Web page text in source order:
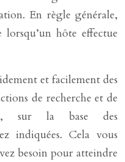
En règle générale,
hôte effectue
et facilement des
de recherche et de
sur la base des
indiquées. Cela vous
besoin pour atteindre